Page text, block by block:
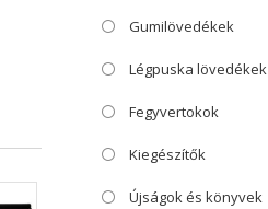
Gumilövedékek
Légpuska lövedékek
Fegyvertokok
Kiegészítők
Újságok és könyvek